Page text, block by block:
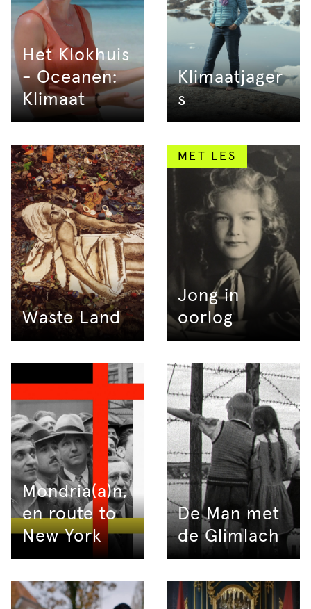
Het Klokhuis
- Oceanen:
Klimaat
Klimaatjager
s
Waste Land
MET LES
Jong in
oorlog
Mondria(a)n,
en route to
New York
De Man met
de Glimlach